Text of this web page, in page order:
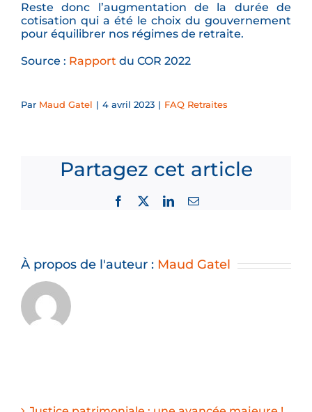
Reste donc l’augmentation de la durée de
cotisation qui a été le choix du gouvernement
pour équilibrer nos régimes de retraite.
Source : Rapport du COR 2022
Par Maud Gatel | 4 avril 2023 | FAQ Retraites
Partagez cet article
Facebook LinkedInEmail
À propos de l'auteur : Maud Gatel